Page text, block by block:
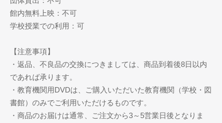
館内無料上映：不可
学校授業での利用：可
【注意事項】
・返品、不良品の交換につきましては、商品到着後8日以内
であれば承ります。
・教育機関用DVDは、ご購入いただいた教育機関（学校・図
書館）のみでご利用いただけるものです。
・商品のお届けは通常、ご注文から3～5営業日後となりま